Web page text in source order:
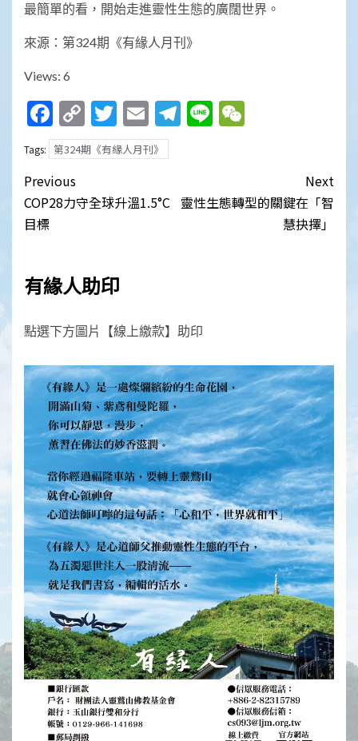
最簡單的看，開始走進靈性生態的廣闊世界。
來源：第324期《有緣人月刊》
Views: 6
Facebook
Copy
Link
Twitter
EmailTelegram
Line
Tags: 第324期《有緣人月刊》
Post
navigation
Previous
COP28力守全球升溫1.5°C
目標
Next
靈性生態轉型的關鍵在「智
慧抉擇」
有緣人助印
點選下方圖片【線上繳款】助印